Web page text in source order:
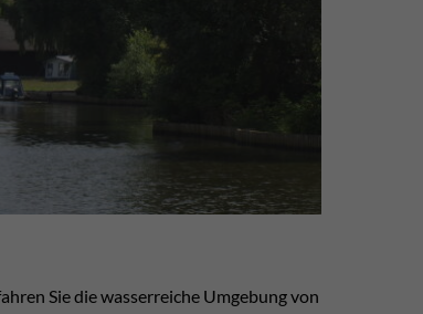
Sie die wasserreiche Umgebung von